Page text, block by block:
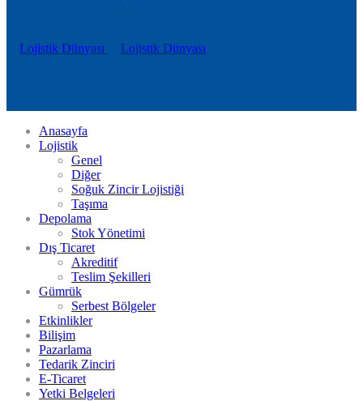
Anasayfa
Lojistik
Genel
Diğer
Soğuk Zincir Lojistiği
Taşıma
Depolama
Stok Yönetimi
Dış Ticaret
Akreditif
Teslim Şekilleri
Gümrük
Serbest Bölgeler
Etkinlikler
Bilişim
Pazarlama
Tedarik Zinciri
E-Ticaret
Yetki Belgeleri